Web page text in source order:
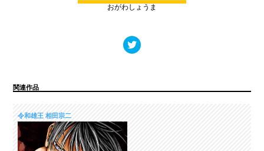
おがわしょうま
関連作品
令和雄王 相田宗二